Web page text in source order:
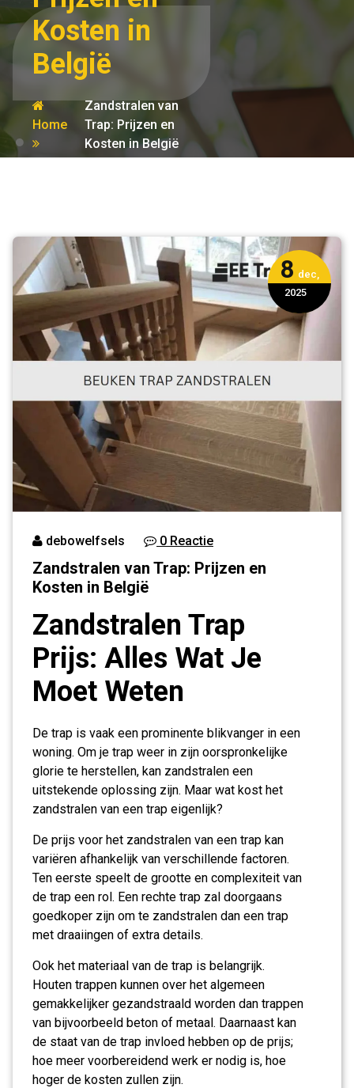
Kosten in
België
Home
prijzen
Zandstralen van
Trap: Prijzen en
Kosten in België
8 dec,
2025
debowelfsels 0 Reactie
Zandstralen van Trap: Prijzen en
Kosten in België
Zandstralen Trap
Prijs: Alles Wat Je
Moet Weten
De trap is vaak een prominente blikvanger in een
woning. Om je trap weer in zijn oorspronkelijke
glorie te herstellen, kan zandstralen een
uitstekende oplossing zijn. Maar wat kost het
zandstralen van een trap eigenlijk?
De prijs voor het zandstralen van een trap kan
variëren afhankelijk van verschillende factoren.
Ten eerste speelt de grootte en complexiteit van
de trap een rol. Een rechte trap zal doorgaans
goedkoper zijn om te zandstralen dan een trap
met draaiingen of extra details.
Ook het materiaal van de trap is belangrijk.
Houten trappen kunnen over het algemeen
gemakkelijker gezandstraald worden dan trappen
van bijvoorbeeld beton of metaal. Daarnaast kan
de staat van de trap invloed hebben op de prijs;
hoe meer voorbereidend werk er nodig is, hoe
hoger de kosten zullen zijn.